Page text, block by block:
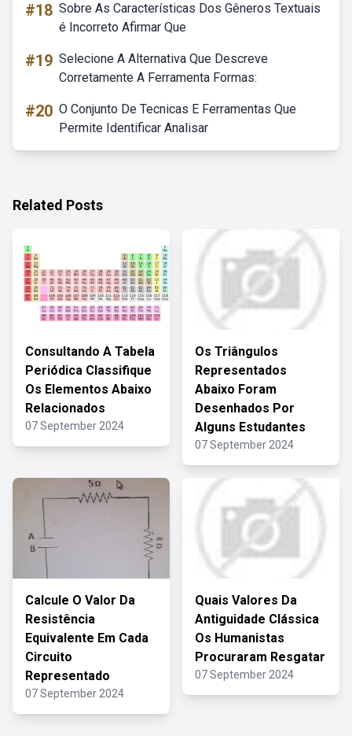
#18 Sobre As Características Dos Gêneros Textuais
é Incorreto Afirmar Que
#19 Selecione A Alternativa Que Descreve
Corretamente A Ferramenta Formas:
#20 O Conjunto De Tecnicas E Ferramentas Que
Permite Identificar Analisar
Related Posts
Consultando A Tabela
Periódica Classifique
Os Elementos Abaixo
Relacionados
07 September 2024
Os Triângulos
Representados
Abaixo Foram
Desenhados Por
Alguns Estudantes
07 September 2024
Calcule O Valor Da
Resistência
Equivalente Em Cada
Circuito
Representado
07 September 2024
Quais Valores Da
Antiguidade Clássica
Os Humanistas
Procuraram Resgatar
07 September 2024